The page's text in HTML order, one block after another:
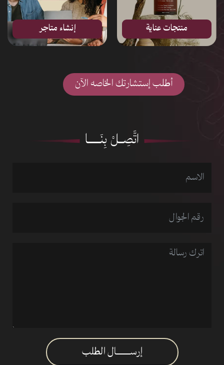
منتجات عناية إنشاء متاجر
اتَّصِــلْ بِنَــــــا
إرســـــــــال الطلب